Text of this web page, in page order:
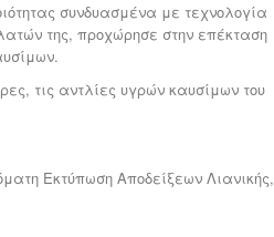
συνδυασμένα με τεχνολογία
της, προχώρησε στην επέκταση
τις αντλίες υγρών καυσίμων του
Εκτύπωση Αποδείξεων Λιανικής,